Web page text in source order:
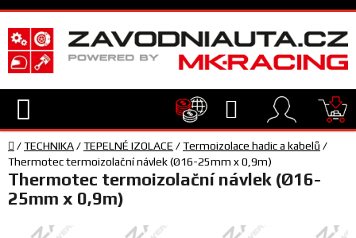
Přejít
na
obsah
Hledat
TECHNIKA
VYBAVENÍ
Domů
/TECHNIKA/TEPELNÉ IZOLACE /Termoizolace hadic a kabelů /
Thermotec termoizolační návlek (Ø16-25mm x 0,9m)
Thermotec termoizolační návlek (Ø16-
25mm x 0,9m)